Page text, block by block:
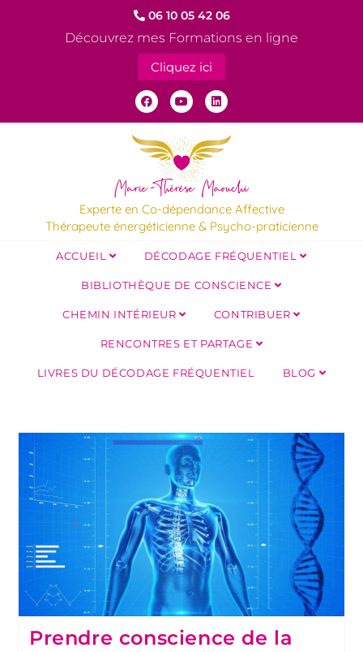
06 10 05 42 06
Découvrez mes Formations en ligne
Cliquez ici
Experte en Co-dépendance Affective
Thérapeute énergéticienne & Psycho-praticienne
ACCUEIL DÉCODAGE FRÉQUENTIEL
BIBLIOTHÈQUE DE CONSCIENCE
CHEMIN INTÉRIEUR CONTRIBUER
RENCONTRES ET PARTAGE
LIVRES DU DÉCODAGE FRÉQUENTIEL BLOG
Prendre conscience de la